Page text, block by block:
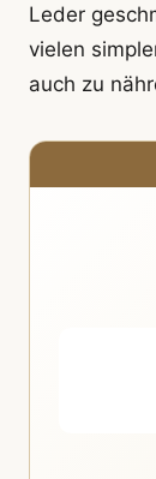
Leder
vielen
auch zu